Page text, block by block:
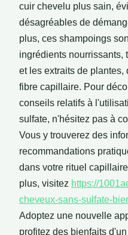
cuir chevelu plus sain,
désagréables de
plus, ces shampoings
ingrédients nourrissants,
et les extraits de plantes,
fibre capillaire. Pour
conseils relatifs à
sulfate, n'hésitez pas à
Vous y trouverez des
recommandations
dans votre rituel
plus, visitez https://
cheveux-sans-sulfate-
Adoptez une nouvelle
profitez des bienfaits